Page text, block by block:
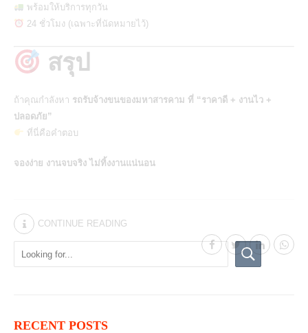
พร้อมให้บริการทุกวัน
24 ชั่วโมง (เฉพาะที่นัดหมายไว้)
สรุป
ถ้าคุณกำลังหา รถรับจ้างขนของมหาสารคาม ที่ “ราคาดี + งานไว +
ปลอดภัย”
ที่นี่คือคำตอบ
จองง่าย งานจบจริง ไม่ทิ้งงานแน่นอน
CONTINUE READING
RECENT POSTS